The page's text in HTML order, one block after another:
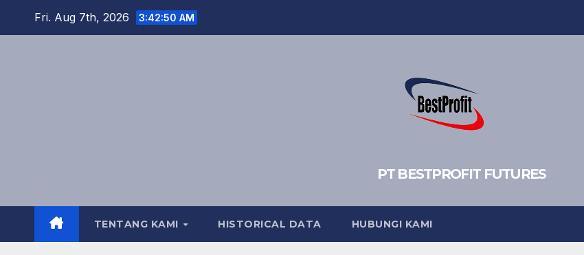
Fri. Aug 7th, 2026 3:42:51 AM
PT BESTPROFIT FUTURES
TENTANG KAMI HISTORICAL DATA HUBUNGI KAMI